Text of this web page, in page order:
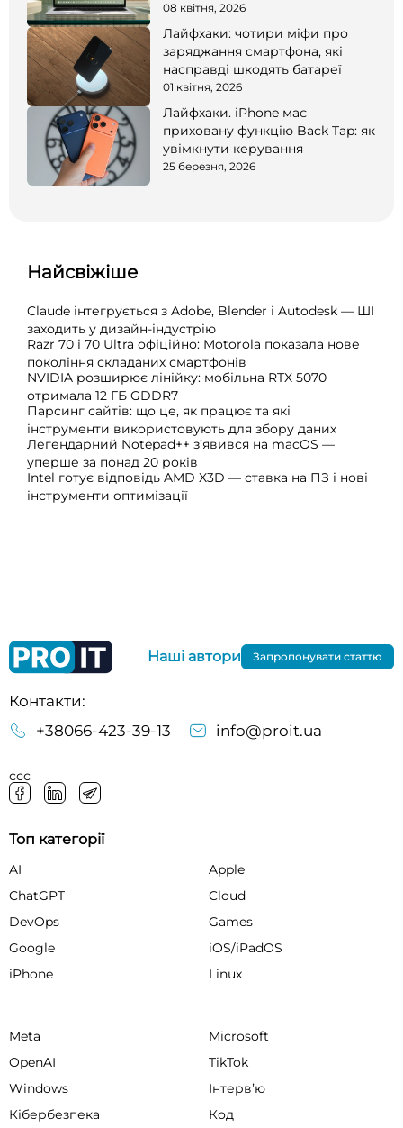
08 квітня, 2026
Лайфхаки: чотири міфи про
заряджання смартфона, які
насправді шкодять батареї
01 квітня, 2026
Лайфхаки. iPhone має
приховану функцію Back Tap: як
увімкнути керування
25 березня, 2026
Найсвіжіше
Claude інтегрується з Adobe, Blender і Autodesk — ШІ
заходить у дизайн-індустрію
Razr 70 і 70 Ultra офіційно: Motorola показала нове
покоління складаних смартфонів
NVIDIA розширює лінійку: мобільна RTX 5070
отримала 12 ГБ GDDR7
Парсинг сайтів: що це, як працює та які
інструменти використовують для збору даних
Легендарний Notepad++ з’явився на macOS —
уперше за понад 20 років
Intel готує відповідь AMD X3D — ставка на ПЗ і нові
інструменти оптимізації
Контакти:
+38066-423-39-13
info@proit.ua
ссс
Наші автори Запропонувати статтю
Топ категорії
AI
Apple
ChatGPT
Cloud
DevOps
Games
Google
iOS/iPadOS
iPhone
Linux
Meta
Microsoft
OpenAI
TikTok
Windows
Інтервʼю
Кібербезпека
Код